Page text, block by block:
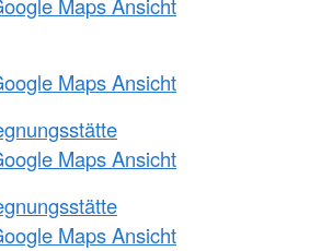
Maps Ansicht
Maps Ansicht
Maps Ansicht
Maps Ansicht